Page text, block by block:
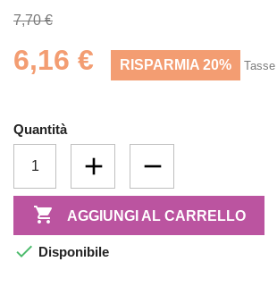
7,70 €
6,16 € RISPARMIA 20%
Quantità
 AGGIUNGI AL CARRELLO
 Disponibile